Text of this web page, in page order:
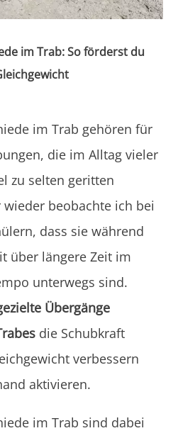
im Trab: So förderst du
im Trab gehören für
die im Alltag vieler
zu selten geritten
beobachte ich bei
dass sie während
über längere Zeit im
unterwegs sind.
Übergänge
die Schubkraft
verbessern
aktivieren.
im Trab sind dabei